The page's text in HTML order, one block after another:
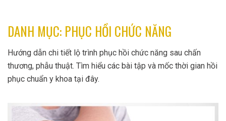
DANH MỤC: PHỤC HỒI CHỨC NĂNG
Hướng dẫn chi tiết lộ trình phục hồi chức năng sau chấn
thương, phẫu thuật. Tìm hiểu các bài tập và mốc thời gian hồi
phục chuẩn y khoa tại đây.